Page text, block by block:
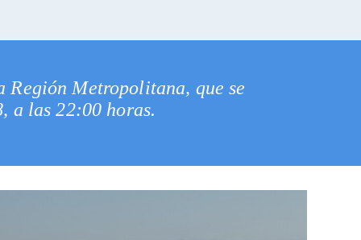
Región Metropolitana, que se
a las 22:00 horas.